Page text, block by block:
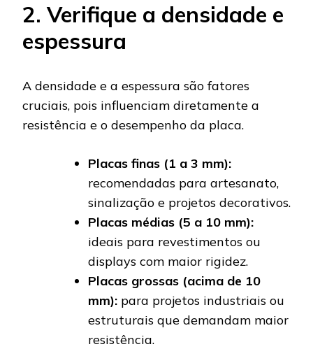
2. Verifique a densidade e
espessura
A densidade e a espessura são fatores
cruciais, pois influenciam diretamente a
resistência e o desempenho da placa.
Placas finas (1 a 3 mm):
recomendadas para artesanato,
sinalização e projetos decorativos.
Placas médias (5 a 10 mm):
ideais para revestimentos ou
displays com maior rigidez.
Placas grossas (acima de 10
mm): para projetos industriais ou
estruturais que demandam maior
resistência.